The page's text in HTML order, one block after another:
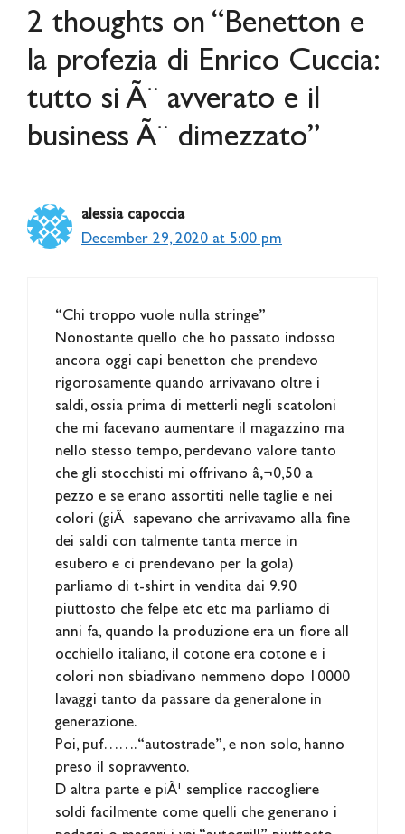
2 thoughts on “Benetton e
la profezia di Enrico Cuccia:
tutto si Ã¨ avverato e il
business Ã¨ dimezzato”
alessia capoccia
December 29, 2020 at 5:00 pm
“Chi troppo vuole nulla stringe”
Nonostante quello che ho passato indosso
ancora oggi capi benetton che prendevo
rigorosamente quando arrivavano oltre i
saldi, ossia prima di metterli negli scatoloni
che mi facevano aumentare il magazzino ma
nello stesso tempo, perdevano valore tanto
che gli stocchisti mi offrivano â‚¬0,50 a
pezzo e se erano assortiti nelle taglie e nei
colori (giÃ sapevano che arrivavamo alla fine
dei saldi con talmente tanta merce in
esubero e ci prendevano per la gola)
parliamo di t-shirt in vendita dai 9.90
piuttosto che felpe etc etc ma parliamo di
anni fa, quando la produzione era un fiore all
occhiello italiano, il cotone era cotone e i
colori non sbiadivano nemmeno dopo 10000
lavaggi tanto da passare da generaIone in
generazione.
Poi, puf……. “autostrade”, e non solo, hanno
preso il sopravvento.
D altra parte e piÃ¹ semplice raccogliere
soldi facilmente come quelli che generano i